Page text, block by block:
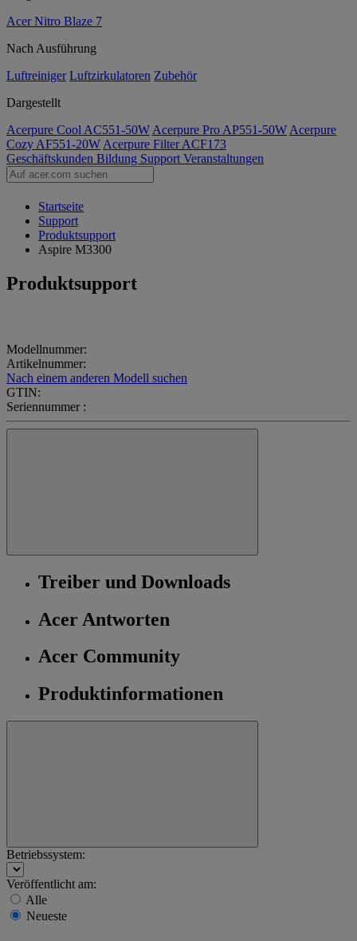
Acer Nitro Blaze 7
Nach Ausführung
Luftreiniger Luftzirkulatoren Zubehör
Dargestellt
Acerpure Cool AC551-50W Acerpure Pro AP551-50W Acerpure
Cozy AF551-20W Acerpure Filter ACF173
Geschäftskunden Bildung Support Veranstaltungen
Startseite
Support
Produktsupport
Aspire M3300
Produktsupport
Modellnummer:
Artikelnummer:
Nach einem anderen Modell suchen
GTIN:
Seriennummer :
Treiber und Downloads
Acer Antworten
Acer Community
Produktinformationen
Betriebssystem:
Veröffentlicht am:
Alle
Neueste